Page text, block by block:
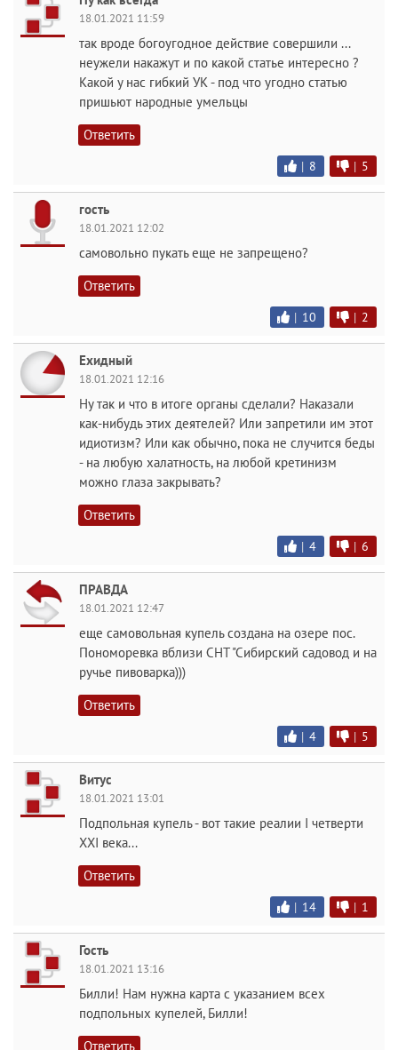
18.01.2021 11:59
так вроде богоугодное действие совершили ...
неужели накажут и по какой статье интересно ?
Какой у нас гибкий УК - под что угодно статью
пришьют народные умельцы
Ответить
| 8 | 5
гость
18.01.2021 12:02
самовольно пукать еще не запрещено?
Ответить
| 10 | 2
Ехидный
18.01.2021 12:16
Ну так и что в итоге органы сделали? Наказали
как-нибудь этих деятелей? Или запретили им этот
идиотизм? Или как обычно, пока не случится беды
- на любую халатность, на любой кретинизм
можно глаза закрывать?
Ответить
| 4 | 6
ПРАВДА
18.01.2021 12:47
еще самовольная купель создана на озере пос.
Пономоревка вблизи СНТ "Сибирский садовод и на
ручье пивоварка)))
Ответить
| 4 | 5
Витус
18.01.2021 13:01
Подпольная купель - вот такие реалии I четверти
XXI века...
Ответить
| 14 | 1
Гость
18.01.2021 13:16
Билли! Нам нужна карта с указанием всех
подпольных купелей, Билли!
Ответить